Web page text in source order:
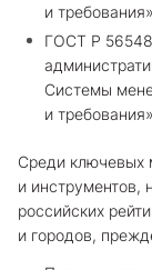
и
ГОСТ Р
Системы
и
Среди ключевых
и инструментов,
российских
и городов,